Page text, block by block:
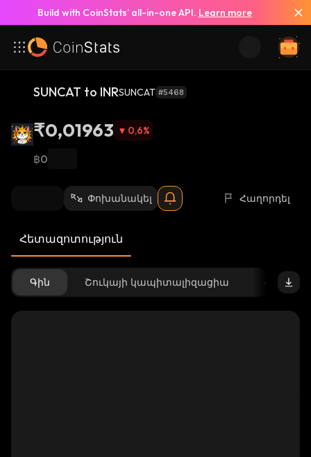
Build with CoinStats’ all-in-one API. Learn more
SUNCAT to INRSUNCAT #5468
₹0,01963 0,6%
฿0
Փոխանակել Հաղորդել
Հետազոտություն
Գին Շուկայի կապիտալիզացիա